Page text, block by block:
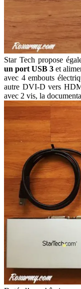
Star Tech propose
un port USB 3 et
avec 4 embouts
autre DVI-D vers
avec 2 vis, la